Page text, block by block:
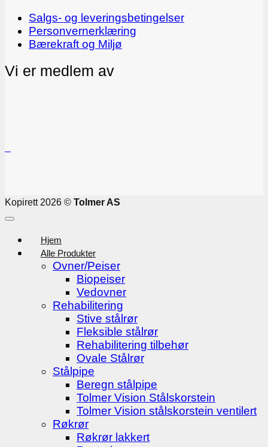
Salgs- og leveringsbetingelser
Personvernerklæring
Bærekraft og Miljø
Vi er medlem av
Kopirett 2026 © Tolmer AS
Hjem
Alle Produkter
Ovner/Peiser
Biopeiser
Vedovner
Rehabilitering
Stive stålrør
Fleksible stålrør
Rehabilitering tilbehør
Ovale Stålrør
Stålpipe
Beregn stålpipe
Tolmer Vision Stålskorstein
Tolmer Vision stålskorstein ventilert
Røkrør
Røkrør lakkert